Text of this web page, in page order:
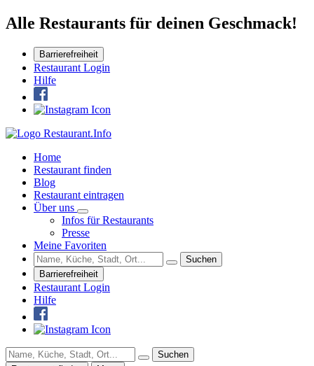
Alle Restaurants für deinen Geschmack!
Barrierefreiheit
Restaurant Login
Hilfe
Home
Restaurant finden
Blog
Restaurant eintragen
Über uns
Infos für Restaurants
Presse
Meine Favoriten
Suchen
Barrierefreiheit
Restaurant Login
Hilfe
Suchen